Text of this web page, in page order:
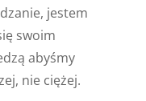
jestem
swoim
abyśmy
nie ciężej.